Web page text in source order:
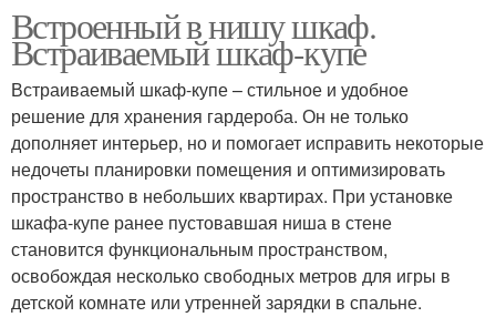
Встроенный в нишу шкаф.
Встраиваемый шкаф-купе
Встраиваемый шкаф-купе – стильное и удобное
решение для хранения гардероба. Он не только
дополняет интерьер, но и помогает исправить некоторые
недочеты планировки помещения и оптимизировать
пространство в небольших квартирах. При установке
шкафа-купе ранее пустовавшая ниша в стене
становится функциональным пространством,
освобождая несколько свободных метров для игры в
детской комнате или утренней зарядки в спальне.